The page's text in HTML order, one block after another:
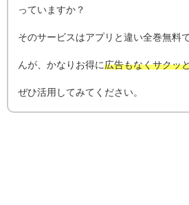
っていますか？
そのサービスはアプリと違い全巻無料
んが、かなりお得に広告もなくサクッ
ぜひ活用してみてください。